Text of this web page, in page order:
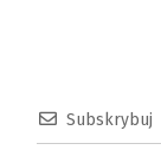
Subskrybuj